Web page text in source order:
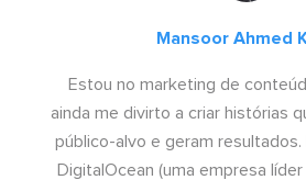
Mansoor Ahmed
Estou no marketing de
ainda me divirto a criar histórias
público-alvo e geram
DigitalOcean (uma empresa